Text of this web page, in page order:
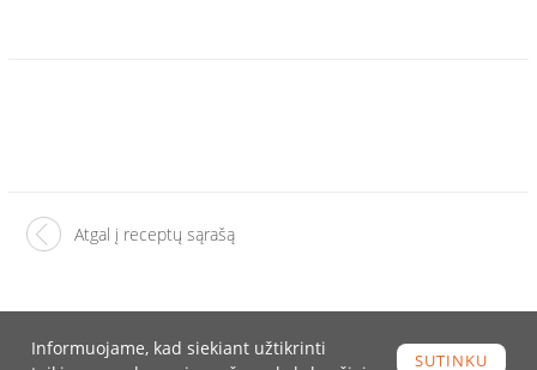
Atgal į receptų sąrašą
SUTINKU
Informuojame, kad siekiant užtikrinti